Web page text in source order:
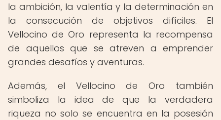
la ambición, la valentía y la determinación en
la consecución de objetivos difíciles. El
Vellocino de Oro representa la recompensa
de aquellos que se atreven a emprender
grandes desafíos y aventuras.
Además, el Vellocino de Oro también
simboliza la idea de que la verdadera
riqueza no solo se encuentra en la posesión